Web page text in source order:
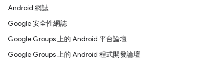
Android 網誌
Google 安全性網誌
Google Groups 上的 Android 平台論壇
Google Groups 上的 Android 程式開發論壇